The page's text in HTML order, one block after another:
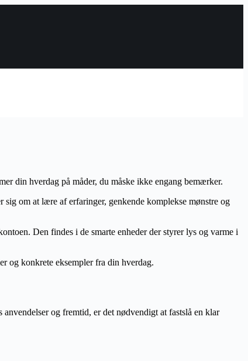
din hverdag på måder, du måske ikke engang bemærker.
om at lære af erfaringer, genkende komplekse mønstre og
Den findes i de smarte enheder der styrer lys og varme i
og konkrete eksempler fra din hverdag.
og fremtid, er det nødvendigt at fastslå en klar